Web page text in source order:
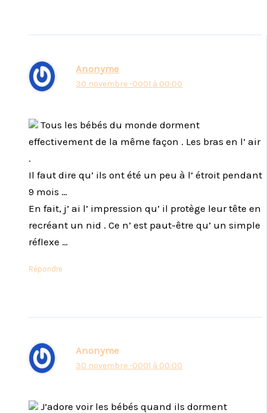
Anonyme
30 novembre -0001 à 00:00
Tous les bébés du monde dorment
effectivement de la même façon . Les bras en l’ air
.
Il faut dire qu’ ils ont été un peu à l’ étroit pendant
9 mois …
En fait, j’ ai l’ impression qu’ il protège leur tête en
recréant un nid . Ce n’ est paut-être qu’ un simple
réflexe …
Répondre
Anonyme
30 novembre -0001 à 00:00
J’adore voir les bébés quand ils dorment